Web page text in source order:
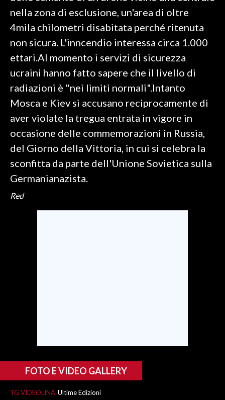
CULTURA
GOSSIP
SALUTE
SARDEGNA TURISMO
SARDI NEL MONDO
NOTIZIE
EVENTI
3 MINUTI CON
nella zona di esclusione, un'area di oltre
4mila chilometri disabitata perché ritenuta
non sicura. L'inncendio interessa circa 1.000
ettari.Al momento i servizi di sicurezza
ucraini hanno fatto sapere che il livello di
radiazioni è "nei limiti normali".Intanto
Mosca e Kiev si accusano reciprocamente di
aver violate la tregua entrata in vigore in
occasione delle commemorazioni in Russia,
del Giorno della Vittoria, in cui si celebra la
sconfitta da parte dell'Unione Sovietica sulla
Germanianazista.
Red
FOTO E VIDEO GALLERY
TG VIDEOLINA Ultime Edizioni